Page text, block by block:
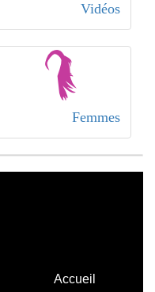
Vidéos
Femmes
Accueil